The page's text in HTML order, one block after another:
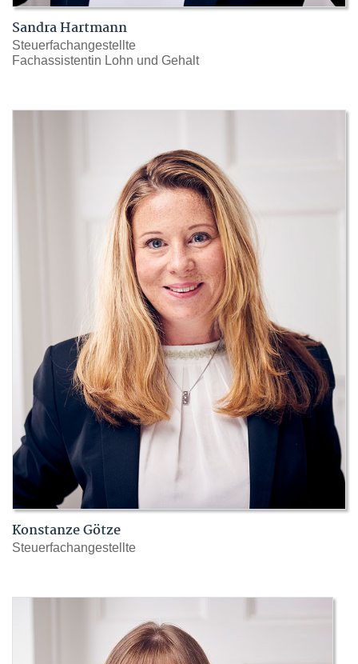
Sandra Hartmann
Steuerfachangestellte
Fachassistentin Lohn und Gehalt
Konstanze Götze
Steuerfachangestellte